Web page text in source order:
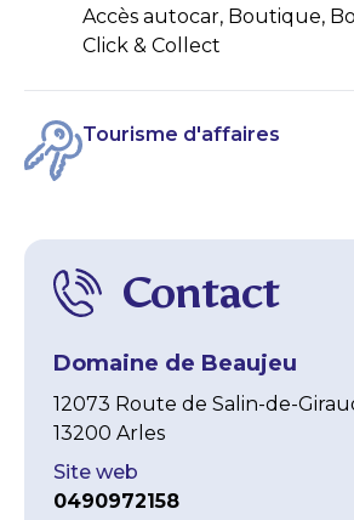
Accès autocar, Boutique,
Click & Collect
Tourisme d'affaires
Contact
Domaine de Beaujeu
12073 Route de Salin-de-
13200 Arles
Site web
0490972158